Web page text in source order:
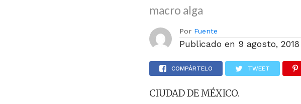
macro alga
Por Fuente
Publicado en 9 agosto, 2018
COMPÁRTELO TWEET
CIUDAD DE MÉXICO.